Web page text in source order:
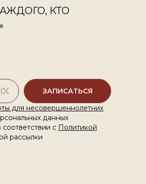
для несовершеннолетних
данных
с Политикой
рассылки
ЗАПИСАТЬСЯ
КТО